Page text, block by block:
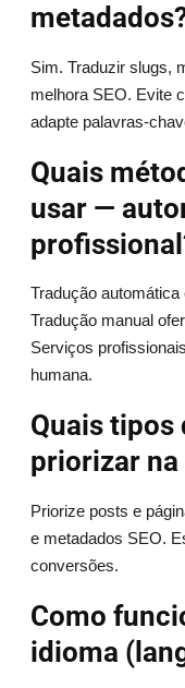
Sim. Traduzir slugs,
melhora SEO. Evite
adapte palavras-
Quais
usar —
Tradução
Tradução manual
Serviços
humana.
Quais tipos
priorizar
Priorize posts e
e metadados SEO.
conversões.
Como
idioma